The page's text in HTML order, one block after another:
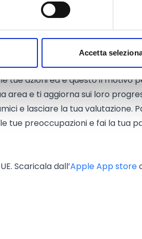
Accetta
al futuro. Una sezione è
e le relazioni estere.
negli anni a venire.
tue azioni ed è questo il motivo
area e ti aggiorna sui loro
e lasciare la tua valutazione.
tue preoccupazioni e fai la tua
Scaricala dall’Apple App store